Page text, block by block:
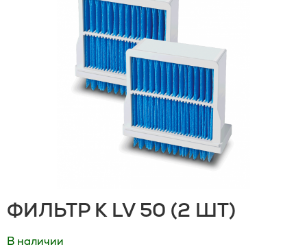
ФИЛЬТР К LV 50 (2 ШТ)
В наличии